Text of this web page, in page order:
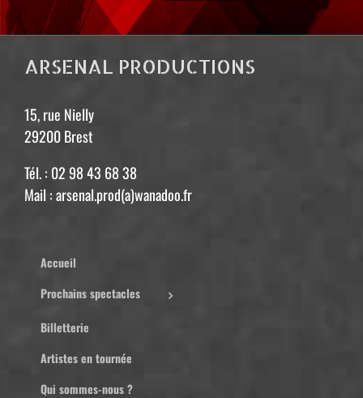
ARSENAL PRODUCTIONS
15, rue Nielly
29200 Brest
Tél. : 02 98 43 68 38
Mail : arsenal.prod(a)wanadoo.fr
Accueil
Prochains spectacles
Billetterie
Artistes en tournée
Qui sommes-nous ?